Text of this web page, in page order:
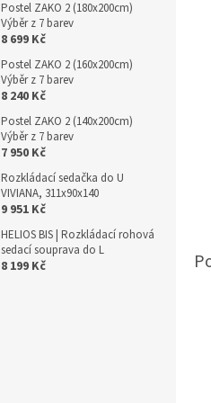
Postel ZAKO 2 (180x200cm)
Výběr z 7 barev
8 699 Kč
Postel ZAKO 2 (160x200cm)
Výběr z 7 barev
8 240 Kč
Postel ZAKO 2 (140x200cm)
Výběr z 7 barev
7 950 Kč
Rozkládací sedačka do U
VIVIANA, 311x90x140
9 951 Kč
HELIOS BIS | Rozkládací rohová
sedací souprava do L
8 199 Kč